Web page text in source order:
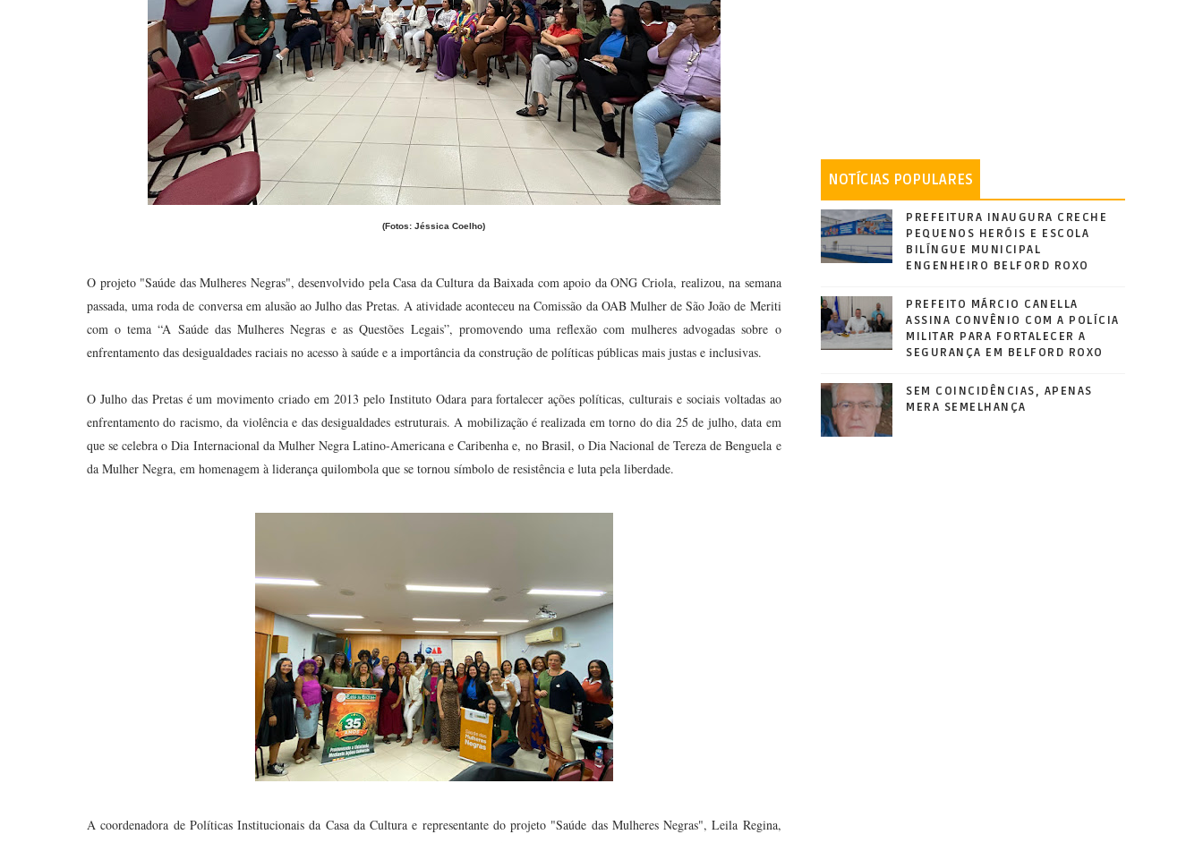
(Fotos: Jéssica Coelho)
O projeto "Saúde das Mulheres Negras", desenvolvido pela Casa da Cultura da Baixada com apoio da ONG Criola, realizou, na semana
passada, uma roda de conversa em alusão ao Julho das Pretas. A atividade aconteceu na Comissão da OAB Mulher de São João de Meriti
com o tema “A Saúde das Mulheres Negras e as Questões Legais”, promovendo uma reflexão com mulheres advogadas sobre o
enfrentamento das desigualdades raciais no acesso à saúde e a importância da construção de políticas públicas mais justas e inclusivas.
O Julho das Pretas é um movimento criado em 2013 pelo Instituto Odara para fortalecer ações políticas, culturais e sociais voltadas ao
enfrentamento do racismo, da violência e das desigualdades estruturais. A mobilização é realizada em torno do dia 25 de julho, data em
que se celebra o Dia Internacional da Mulher Negra Latino-Americana e Caribenha e, no Brasil, o Dia Nacional de Tereza de Benguela e
da Mulher Negra, em homenagem à liderança quilombola que se tornou símbolo de resistência e luta pela liberdade.
A coordenadora de Políticas Institucionais da Casa da Cultura e representante do projeto "Saúde das Mulheres Negras", Leila Regina,
NOTÍCIAS POPULARES
PREFEITURA INAUGURA CRECHE
PEQUENOS HERÓIS E ESCOLA
BILÍNGUE MUNICIPAL
ENGENHEIRO BELFORD ROXO
PREFEITO MÁRCIO CANELLA
ASSINA CONVÊNIO COM A POLÍCIA
MILITAR PARA FORTALECER A
SEGURANÇA EM BELFORD ROXO
SEM COINCIDÊNCIAS, APENAS
MERA SEMELHANÇA